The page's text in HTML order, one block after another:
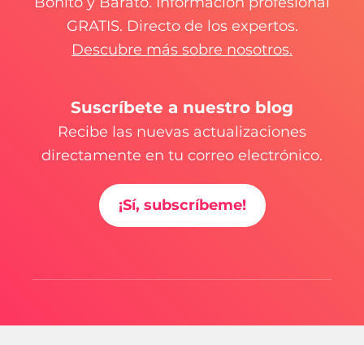
GRATIS. Directo de los expertos.
Descubre más sobre nosotros.
Suscríbete a nuestro blog
Recibe las nuevas actualizaciones
directamente en tu correo electrónico.
¡Sí, subscríbeme!